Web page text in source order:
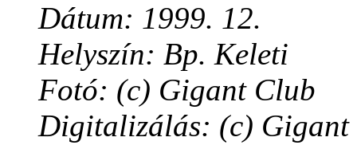
Dátum: 1999. 12.
Helyszín: Bp. Keleti
Fotó: (c) Gigant Club
Digitalizálás: (c) Gigant